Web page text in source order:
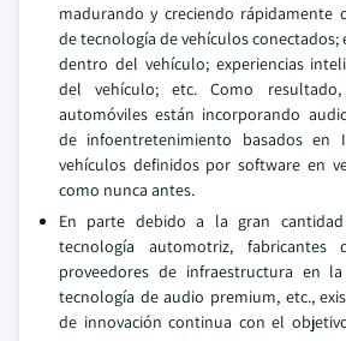
madurando y creciendo rápidamente
de tecnología de vehículos conectados;
dentro del vehículo; experiencias
del vehículo; etc. Como
automóviles están incorporando
de infoentretenimiento basados en
vehículos definidos por software en
como nunca antes.
En parte debido a la gran
tecnología automotriz, fabricantes
proveedores de infraestructura en
tecnología de audio premium, etc.,
de innovación continua con el